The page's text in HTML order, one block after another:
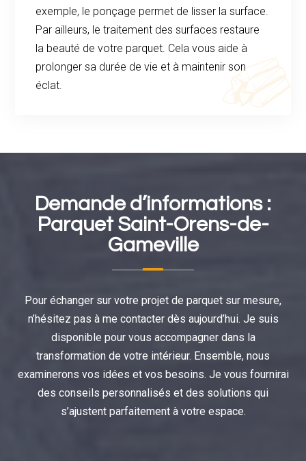
exemple, le ponçage permet de lisser la surface.
Par ailleurs, le traitement des surfaces restaure
la beauté de votre parquet. Cela vous aide à
prolonger sa durée de vie et à maintenir son
éclat.
Demande d’informations :
ParquetSaint-Orens-de-
Gameville
Pour échanger sur votre projet de parquet sur mesure,
n’hésitez pas à me contacter dès aujourd’hui. Je suis
disponible pour vous accompagner dans la
transformation de votre intérieur. Ensemble, nous
examinerons vos idées et vos besoins. Je vous fournirai
des conseils personnalisés et des solutions qui
s’ajustent parfaitement à votre espace.